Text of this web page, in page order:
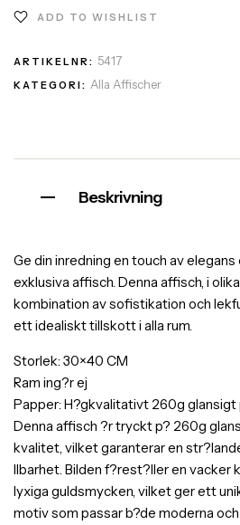
ADD TO WISHLIST
ARTIKELNR: 5417
KATEGORI: Alla Affischer
Beskrivning
Ge din inredning en touch av
exklusiva affisch. Denna affisch, i
kombination av sofistikation och
ett idealiskt tillskott i alla rum.
Storlek: 30×40 CM
Ram ing?r ej
Papper: H?gkvalitativt 260g glansigt
Denna affisch ?r tryckt p? 260g
kvalitet, vilket garanterar en
llbarhet. Bilden f?rest?ller en vacker
lyxiga guldsmycken, vilket ger ett
motiv som passar b?de moderna